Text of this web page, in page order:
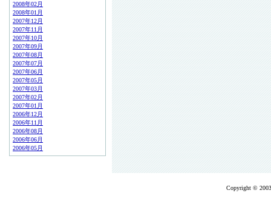
2008年02月
2008年01月
2007年12月
2007年11月
2007年10月
2007年09月
2007年08月
2007年07月
2007年06月
2007年05月
2007年03月
2007年02月
2007年01月
2006年12月
2006年11月
2006年08月
2006年06月
2006年05月
Copyright ©